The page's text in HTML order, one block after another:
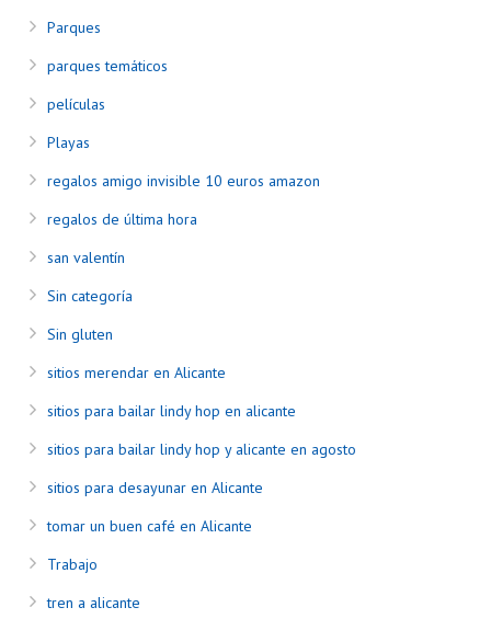
Parques
parques temáticos
películas
Playas
regalos amigo invisible 10 euros amazon
regalos de última hora
san valentín
Sin categoría
Sin gluten
sitios merendar en Alicante
sitios para bailar lindy hop en alicante
sitios para bailar lindy hop y alicante en agosto
sitios para desayunar en Alicante
tomar un buen café en Alicante
Trabajo
tren a alicante